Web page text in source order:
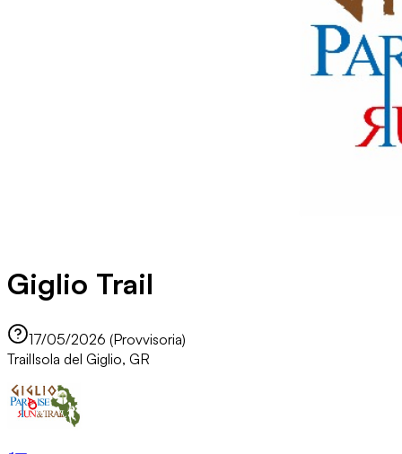
Giglio Trail
17/05/2026 (Provvisoria)
TrailIsola del Giglio, GR